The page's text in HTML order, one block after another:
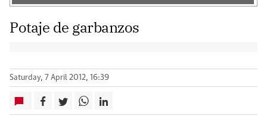
Potaje de garbanzos
Saturday, 7 April 2012, 16:39